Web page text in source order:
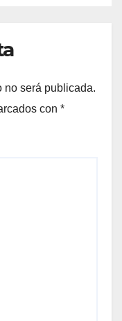
no será publicada.
con *